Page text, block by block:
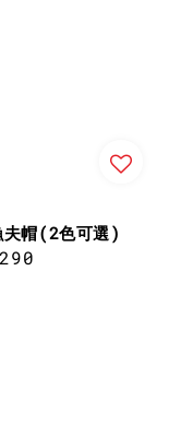
夫帽(2色可選)